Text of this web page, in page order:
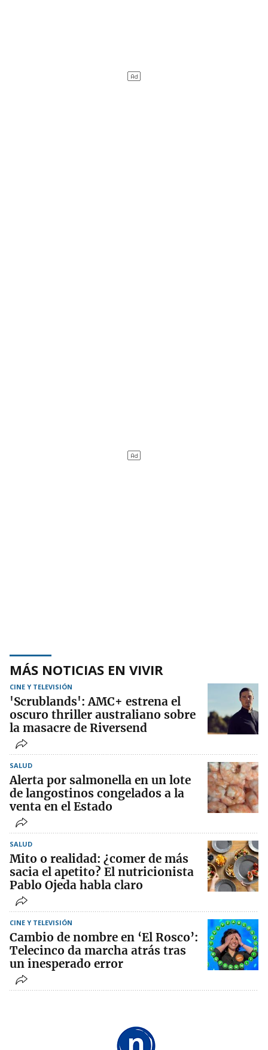
MÁS NOTICIAS EN VIVIR
CINE Y TELEVISIÓN
'Scrublands': AMC+ estrena el
oscuro thriller australiano sobre
la masacre de Riversend
SALUD
Alerta por salmonella en un lote
de langostinos congelados a la
venta en el Estado
SALUD
Mito o realidad: ¿comer de más
sacia el apetito? El nutricionista
Pablo Ojeda habla claro
CINE Y TELEVISIÓN
Cambio de nombre en ‘El Rosco’:
Telecinco da marcha atrás tras
un inesperado error